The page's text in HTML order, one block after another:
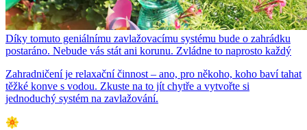
Díky tomuto geniálnímu zavlažovacímu systému bude o zahrádku
postaráno. Nebude vás stát ani korunu. Zvládne to naprosto každý
Zahradničení je relaxační činnost – ano, pro někoho, koho baví tahat
těžké konve s vodou. Zkuste na to jít chytře a vytvořte si
jednoduchý systém na zavlažování.